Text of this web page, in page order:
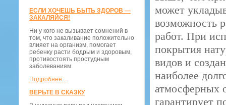
ЕСЛИ ХОЧЕШЬ БЫТЬ ЗДОРОВ —
ЗАКАЛЯЙСЯ!
Ни у кого не вызывает сомнений в
том, что закаливание положительно
влияет на организм, помогает
ребенку расти бодрым и здоровым,
противостоять простудным
заболеваниям.
Подробнее...
ВЕРЬТЕ В СКАЗКУ
может
возможность
работ. При
покрытия
видов и
наиболее
атмосферных
гарантирует